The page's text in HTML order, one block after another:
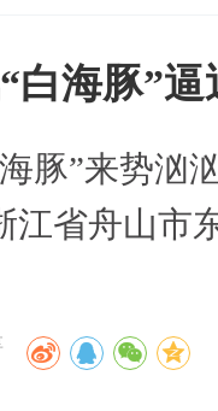
白海豚”
豚”来势汹
江省舟山市